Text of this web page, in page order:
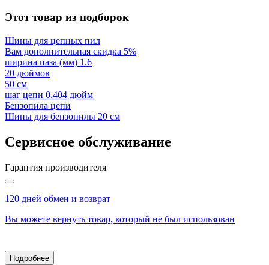
Этот товар из подборок
Шины для цепных пил
Вам дополнительная скидка 5%
ширина паза (мм) 1.6
20 дюймов
50 см
шаг цепи 0.404 дюйм
Бензопила цепи
Шины для бензопилы 20 см
Сервисное обслуживание
Гарантия производителя
120 дней обмен и возврат
Вы можете вернуть товар, который не был использован
Подробнее